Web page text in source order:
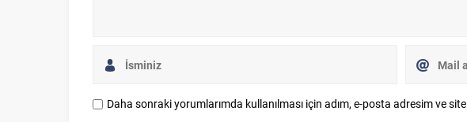
Daha sonraki yorumlarımda kullanılması için adım, e-posta adresim ve